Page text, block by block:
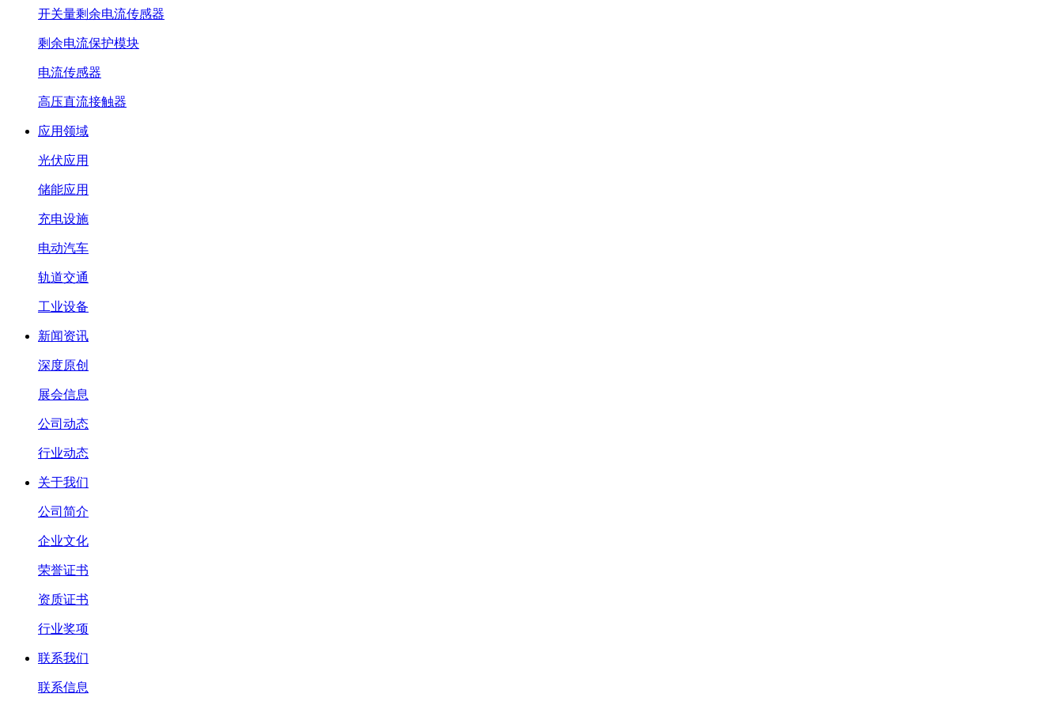
开关量剩余电流传感器
剩余电流保护模块
电流传感器
高压直流接触器
应用领域
光伏应用
储能应用
充电设施
电动汽车
轨道交通
工业设备
新闻资讯
深度原创
展会信息
公司动态
行业动态
关于我们
公司简介
企业文化
荣誉证书
资质证书
行业奖项
联系我们
联系信息